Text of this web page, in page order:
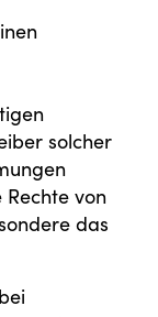
solcher
von
das